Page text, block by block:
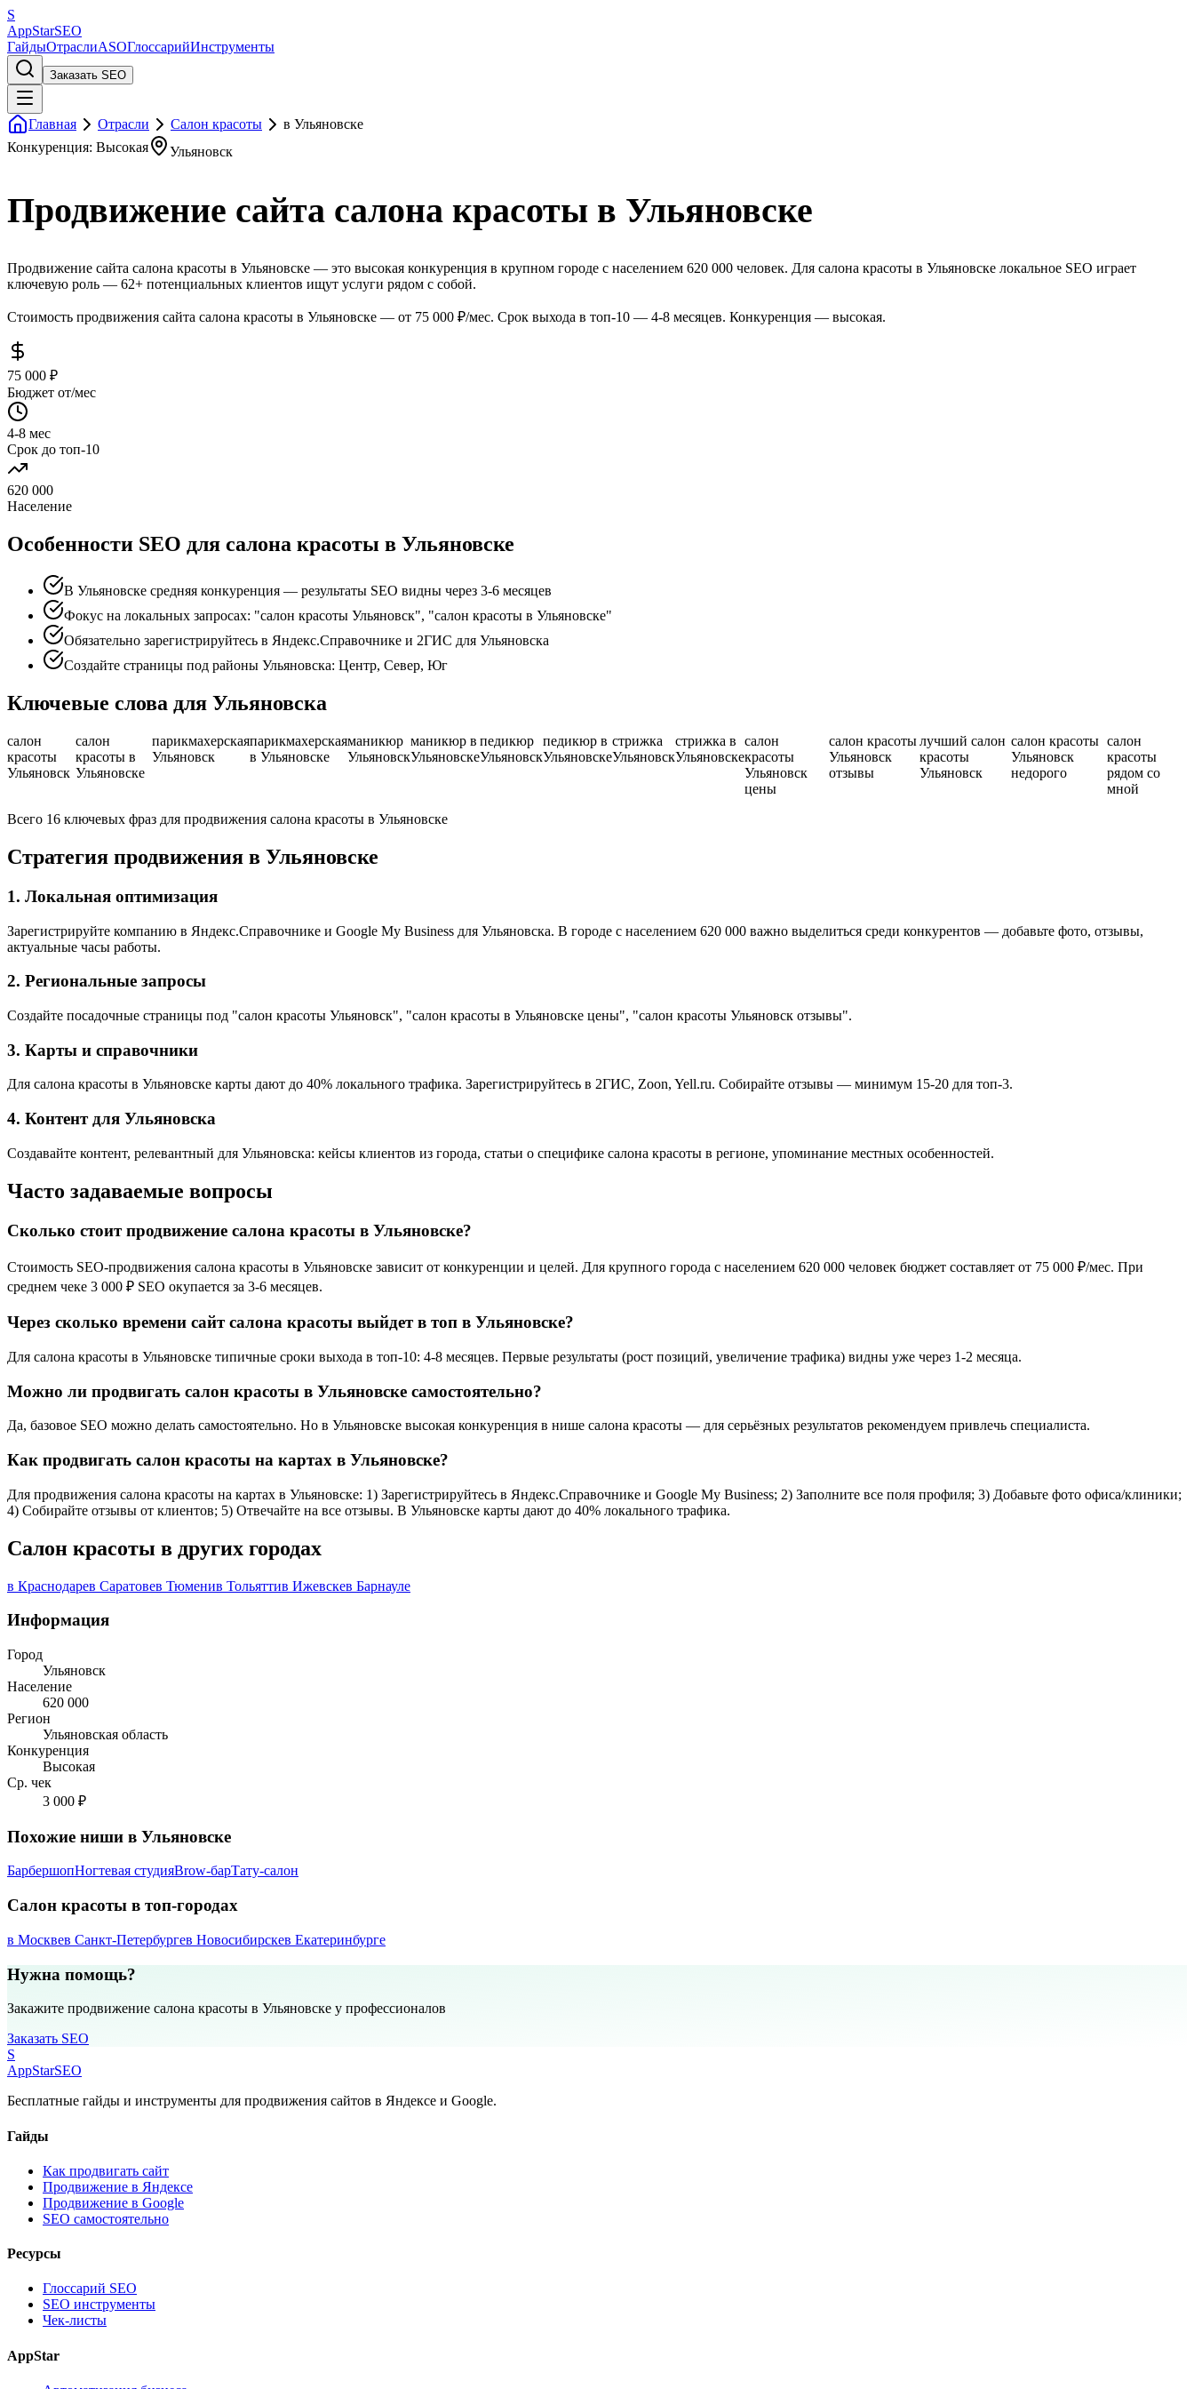
S
AppStarSEO
ГайдыОтраслиASOГлоссарийИнструменты
Заказать SEO
Главная Отрасли Салон красоты
в Ульяновске
Конкуренция: Высокая
Ульяновск
Продвижение сайта салона красоты в Ульяновске
Продвижение сайта салона красоты в Ульяновске — это высокая конкуренция в крупном городе с населением 620 000 человек. Для салона красоты в Ульяновске локальное SEO играет
ключевую роль — 62+ потенциальных клиентов ищут услуги рядом с собой.
Стоимость продвижения сайта салона красоты в Ульяновске — от 75 000 ₽/мес. Срок выхода в топ-10 — 4-8 месяцев. Конкуренция — высокая.
75 000 ₽
Бюджет от/мес
4-8 мес
Срок до топ-10
620 000
Население
Особенности SEO для салона красоты в Ульяновске
В Ульяновске средняя конкуренция — результаты SEO видны через 3-6 месяцев
Фокус на локальных запросах: "салон красоты Ульяновск", "салон красоты в Ульяновске"
Обязательно зарегистрируйтесь в Яндекс.Справочнике и 2ГИС для Ульяновска
Создайте страницы под районы Ульяновска: Центр, Север, Юг
Ключевые слова для Ульяновска
салон
красоты
Ульяновск
салон
красоты в
Ульяновске
парикмахерская
Ульяновск
парикмахерская
в Ульяновске
маникюр
Ульяновск
маникюр в
Ульяновске
педикюр
Ульяновск
педикюр в
Ульяновске
стрижка
Ульяновск
стрижка в
Ульяновске
салон
красоты
Ульяновск
цены
салон красоты
Ульяновск
отзывы
лучший салон
красоты
Ульяновск
салон красоты
Ульяновск
недорого
салон
красоты
рядом со
мной
Всего 16 ключевых фраз для продвижения салона красоты в Ульяновске
Стратегия продвижения в Ульяновске
1. Локальная оптимизация
Зарегистрируйте компанию в Яндекс.Справочнике и Google My Business для Ульяновска. В городе с населением 620 000 важно выделиться среди конкурентов — добавьте фото, отзывы,
актуальные часы работы.
2. Региональные запросы
Создайте посадочные страницы под "салон красоты Ульяновск", "салон красоты в Ульяновске цены", "салон красоты Ульяновск отзывы".
3. Карты и справочники
Для салона красоты в Ульяновске карты дают до 40% локального трафика. Зарегистрируйтесь в 2ГИС, Zoon, Yell.ru. Собирайте отзывы — минимум 15-20 для топ-3.
4. Контент для Ульяновска
Создавайте контент, релевантный для Ульяновска: кейсы клиентов из города, статьи о специфике салона красоты в регионе, упоминание местных особенностей.
Часто задаваемые вопросы
Сколько стоит продвижение салона красоты в Ульяновске?
Стоимость SEO-продвижения салона красоты в Ульяновске зависит от конкуренции и целей. Для крупного города с населением 620 000 человек бюджет составляет от 75 000 ₽/мес. При
среднем чеке 3 000 ₽ SEO окупается за 3-6 месяцев.
Через сколько времени сайт салона красоты выйдет в топ в Ульяновске?
Для салона красоты в Ульяновске типичные сроки выхода в топ-10: 4-8 месяцев. Первые результаты (рост позиций, увеличение трафика) видны уже через 1-2 месяца.
Можно ли продвигать салон красоты в Ульяновске самостоятельно?
Да, базовое SEO можно делать самостоятельно. Но в Ульяновске высокая конкуренция в нише салона красоты — для серьёзных результатов рекомендуем привлечь специалиста.
Как продвигать салон красоты на картах в Ульяновске?
Для продвижения салона красоты на картах в Ульяновске: 1) Зарегистрируйтесь в Яндекс.Справочнике и Google My Business; 2) Заполните все поля профиля; 3) Добавьте фото офиса/клиники;
4) Собирайте отзывы от клиентов; 5) Отвечайте на все отзывы. В Ульяновске карты дают до 40% локального трафика.
Салон красоты в других городах
в Краснодарев Саратовев Тюменив Тольяттив Ижевскев Барнауле
Информация
Город
Ульяновск
Население
620 000
Регион
Ульяновская область
Конкуренция
Высокая
Ср. чек
3 000 ₽
Похожие ниши в Ульяновске
БарбершопНогтевая студияBrow-барТату-салон
Салон красоты в топ-городах
в Москвев Санкт-Петербургев Новосибирскев Екатеринбурге
Нужна помощь?
Закажите продвижение салона красоты в Ульяновске у профессионалов
Заказать SEO
S
AppStarSEO
Бесплатные гайды и инструменты для продвижения сайтов в Яндексе и Google.
Гайды
Как продвигать сайт
Продвижение в Яндексе
Продвижение в Google
SEO самостоятельно
Ресурсы
Глоссарий SEO
SEO инструменты
Чек-листы
AppStar